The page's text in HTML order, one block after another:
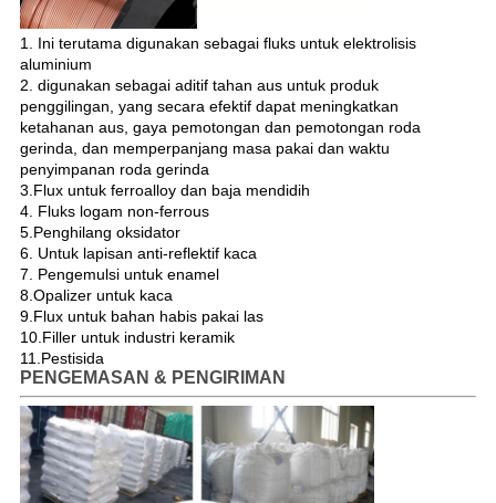
1. Ini terutama digunakan sebagai fluks untuk elektrolisis
aluminium
2. digunakan sebagai aditif tahan aus untuk produk
penggilingan, yang secara efektif dapat meningkatkan
ketahanan aus, gaya pemotongan dan pemotongan roda
gerinda, dan memperpanjang masa pakai dan waktu
penyimpanan roda gerinda
3.Flux untuk ferroalloy dan baja mendidih
4. Fluks logam non-ferrous
5.Penghilang oksidator
6. Untuk lapisan anti-reflektif kaca
7. Pengemulsi untuk enamel
8.Opalizer untuk kaca
9.Flux untuk bahan habis pakai las
10.Filler untuk industri keramik
11.Pestisida
PENGEMASAN & PENGIRIMAN